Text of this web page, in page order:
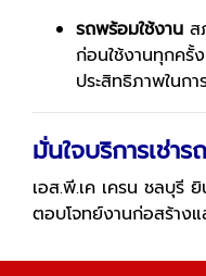
รถพร้อมใช้งาน ส
ก่อนใช้งานทุกครั้
ประสิทธิภาพในก
มั่นใจบริการเช่า
เอส.พี.เค เครน ชลบุรี
ตอบโจทย์งานก่อสร้าง